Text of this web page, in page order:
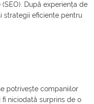
După experiența de
strategii eficiente pentru
potrivește companiilor
niciodată surprins de o